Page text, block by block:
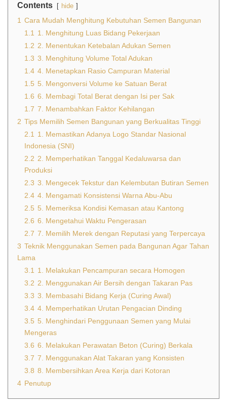
Contents hide
1 Cara Mudah Menghitung Kebutuhan Semen Bangunan
1.1
1. Menghitung Luas Bidang Pekerjaan
1.2 2. Menentukan Ketebalan Adukan Semen
1.3 3. Menghitung Volume Total Adukan
1.4 4. Menetapkan Rasio Campuran Material
1.5 5. Mengonversi Volume ke Satuan Berat
1.6 6. Membagi Total Berat dengan Isi per Sak
1.7 7. Menambahkan Faktor Kehilangan
2 Tips Memilih Semen Bangunan yang Berkualitas Tinggi
2.1
1. Memastikan Adanya Logo Standar Nasional
Indonesia (SNI)
2.2 2. Memperhatikan Tanggal Kedaluwarsa dan
Produksi
2.3 3. Mengecek Tekstur dan Kelembutan Butiran Semen
2.4 4. Mengamati Konsistensi Warna Abu-Abu
2.5 5. Memeriksa Kondisi Kemasan atau Kantong
2.6 6. Mengetahui Waktu Pengerasan
2.7 7. Memilih Merek dengan Reputasi yang Terpercaya
3 Teknik Menggunakan Semen pada Bangunan Agar Tahan
Lama
3.1
1. Melakukan Pencampuran secara Homogen
3.2 2. Menggunakan Air Bersih dengan Takaran Pas
3.3 3. Membasahi Bidang Kerja (Curing Awal)
3.4 4. Memperhatikan Urutan Pengacian Dinding
3.5 5. Menghindari Penggunaan Semen yang Mulai
Mengeras
3.6 6. Melakukan Perawatan Beton (Curing) Berkala
3.7 7. Menggunakan Alat Takaran yang Konsisten
3.8 8. Membersihkan Area Kerja dari Kotoran
4 Penutup